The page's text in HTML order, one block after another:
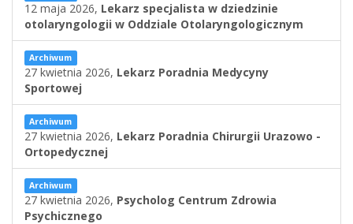
12 maja 2026, Lekarz specjalista w dziedzinie
otolaryngologii w Oddziale Otolaryngologicznym
Archiwum
27 kwietnia 2026, Lekarz Poradnia Medycyny
Sportowej
Archiwum
27 kwietnia 2026, Lekarz Poradnia Chirurgii Urazowo -
Ortopedycznej
Archiwum
27 kwietnia 2026, Psycholog Centrum Zdrowia
Psychicznego